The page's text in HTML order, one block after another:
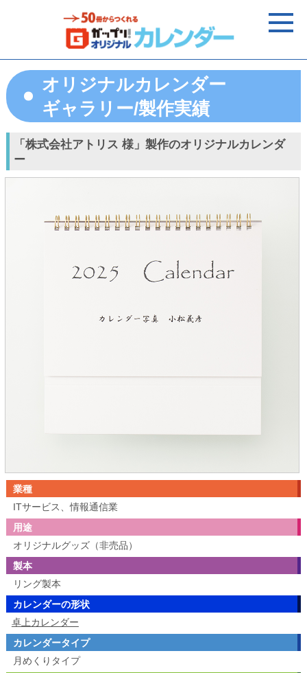
オリジナルカレンダー
ギャラリー/製作実績
「株式会社アトリス 様」製作のオリジナルカレンダ
ー
業種
ITサービス、情報通信業
用途
オリジナルグッズ（非売品）
製本
リング製本
カレンダーの形状
卓上カレンダー
カレンダータイプ
月めくりタイプ